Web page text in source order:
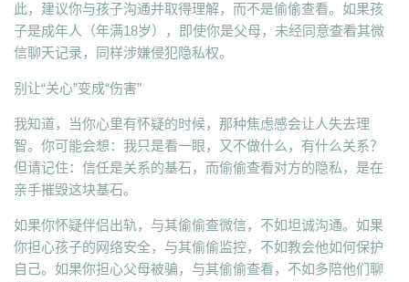
此，建议你与孩子沟通并取得理解，而不是偷偷查看。如果孩
子是成年人（年满18岁），即使你是父母，未经同意查看其微
信聊天记录，同样涉嫌侵犯隐私权。
别让“关心”变成“伤害”
我知道，当你心里有怀疑的时候，那种焦虑感会让人失去理
智。你可能会想：我只是看一眼，又不做什么，有什么关系？
但请记住：信任是关系的基石，而偷偷查看对方的隐私，是在
亲手摧毁这块基石。
如果你怀疑伴侣出轨，与其偷偷查微信，不如坦诚沟通。如果
你担心孩子的网络安全，与其偷偷监控，不如教会他如何保护
自己。如果你担心父母被骗，与其偷偷查看，不如多陪他们聊